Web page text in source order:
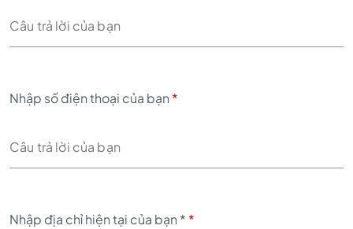
Nhập số điện thoại của bạn *
Nhập địa chỉ hiện tại của bạn * *